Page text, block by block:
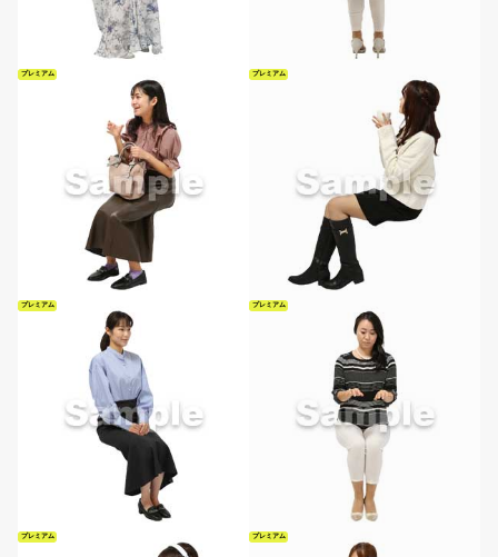
プレミアム プレミアム
プレミアム プレミアム
プレミアム プレミアム